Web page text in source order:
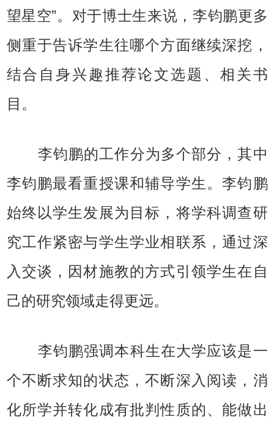
望星空”。对于博士生来说，李钧鹏更多
侧重于告诉学生往哪个方面继续深挖，
结合自身兴趣推荐论文选题、相关书
目。
李钧鹏的工作分为多个部分，其中
李钧鹏最看重授课和辅导学生。李钧鹏
始终以学生发展为目标，将学科调查研
究工作紧密与学生学业相联系，通过深
入交谈，因材施教的方式引领学生在自
己的研究领域走得更远。
李钧鹏强调本科生在大学应该是一
个不断求知的状态，不断深入阅读，消
化所学并转化成有批判性质的、能做出